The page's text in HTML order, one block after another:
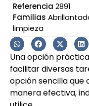
Referencia 2891
Familias
limpieza
Una opción
facilitar diversas
opción sencilla que
manera efectiva,